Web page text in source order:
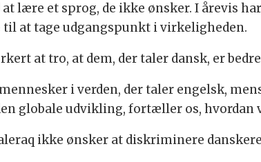
lære et sprog, de ikke ønsker. I årevis
at tage udgangspunkt i virkeligheden.
at tro, at dem, der taler dansk, er
i verden, der taler engelsk,
globale udvikling, fortæller os, hvordan
ikke ønsker at diskriminere